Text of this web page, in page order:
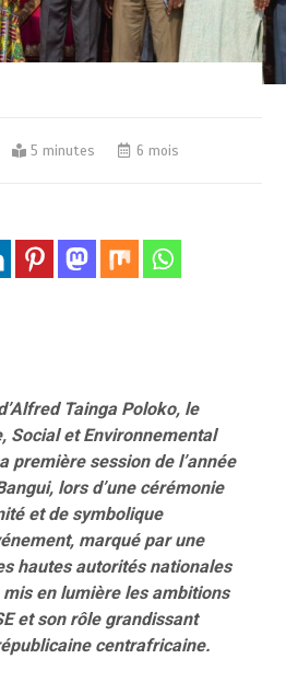
5 minutes 6 mois
Tainga Poloko, le
Social et Environnemental
première session de l’année
lors d’une cérémonie
et de symbolique
marqué par une
hautes autorités nationales
en lumière les ambitions
et son rôle grandissant
centrafricaine.